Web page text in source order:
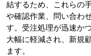
結するため、これらの
や確認作業、問い合わ
す。受注処理が迅速か
大幅に軽減され、新規
ます。